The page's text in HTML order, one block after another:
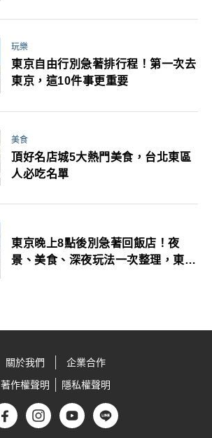
玩樂
東京自由行別急著排行程！第一次去
東京，這10件事更重要
美食
頂好名店城5大熱門美食，台北東區
人必吃名單
東京晚上8點後別急著回飯店！夜
景、美食、深夜玩法一次整理，東京
關於我們
企業合作
著作權聲明
隱私權聲明